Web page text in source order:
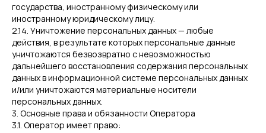
государства, иностранному физическому или
иностранному юридическому лицу.
2.14. Уничтожение персональных данных — любые
действия, в результате которых персональные данные
уничтожаются безвозвратно с невозможностью
дальнейшего восстановления содержания персональных
данных в информационной системе персональных данных
и/или уничтожаются материальные носители
персональных данных.
3. Основные права и обязанности Оператора
3.1. Оператор имеет право: